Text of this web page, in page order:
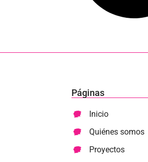
Páginas
Inicio
Quiénes somos
Proyectos